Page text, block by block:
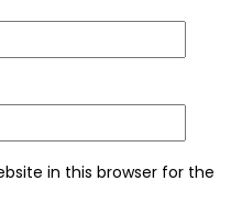
in this browser for the